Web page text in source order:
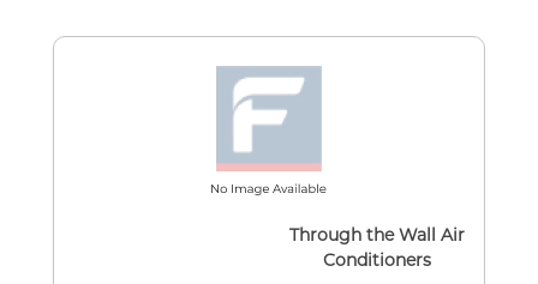
Through the Wall Air
Conditioners